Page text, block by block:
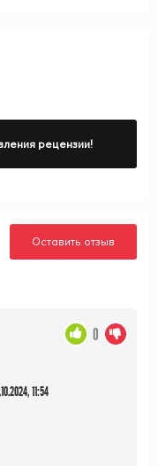
рецензии!
Оставить отзыв
11:54
0